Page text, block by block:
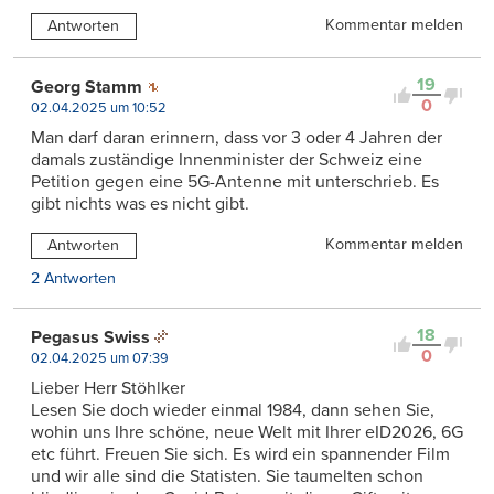
Antworten Kommentar melden
19
0
Georg Stamm
02.04.2025 um 10:52
Man darf daran erinnern, dass vor 3 oder 4 Jahren der
damals zuständige Innenminister der Schweiz eine
Petition gegen eine 5G-Antenne mit unterschrieb. Es
gibt nichts was es nicht gibt.
Antworten
Kommentar melden
2 Antworten
18
0
Pegasus Swiss
02.04.2025 um 07:39
Lieber Herr Stöhlker
Lesen Sie doch wieder einmal 1984, dann sehen Sie,
wohin uns Ihre schöne, neue Welt mit Ihrer eID2026, 6G
etc führt. Freuen Sie sich. Es wird ein spannender Film
und wir alle sind die Statisten. Sie taumelten schon